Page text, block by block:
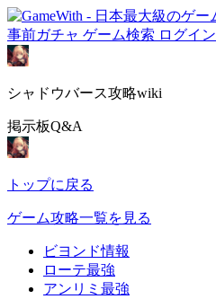
事前ガチャ ゲーム検索 ログイン
シャドウバース攻略wiki
掲示板Q&A
トップに戻る
ゲーム攻略一覧を見る
ビヨンド情報
ローテ最強
アンリミ最強